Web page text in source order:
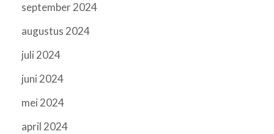
september 2024
augustus 2024
juli 2024
juni 2024
mei 2024
april 2024